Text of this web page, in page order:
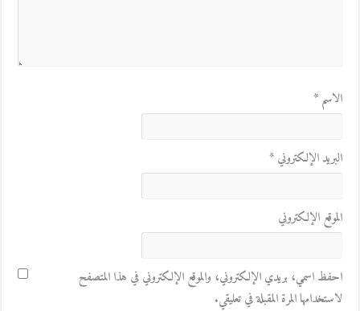
الاسم*
البريد الإلكتروني*
الموقع الإلكتروني
احفظ اسمي، بريدي الإلكتروني، والموقع الإلكتروني في هذا المتصفح
لاستخدامها المرة المقبلة في تعليقي.